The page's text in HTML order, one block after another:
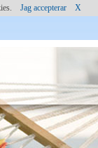
Jag accepterar
X